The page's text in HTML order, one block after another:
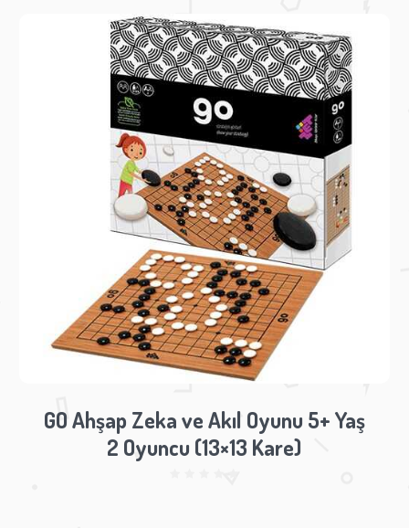
GO Ahşap Zeka ve Akıl Oyunu 5+ Yaş
2 Oyuncu (13×13 Kare)